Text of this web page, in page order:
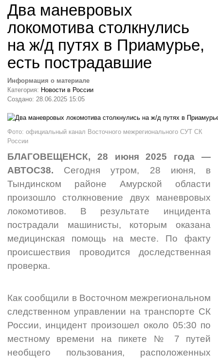
Два маневровых
локомотива столкнулись
на ж/д путях в Приамурье,
есть пострадавшие
Информация о материале
Категория: Новости в России
Создано: 28.06.2025 15:05
Фото: официальный канал Восточного межрегионального СУТ СК
России
БЛАГОВЕЩЕНСК, 28 июня 2025 года —
АВТОС38. Сегодня утром, 28 июня, в
Тындинском районе Амурской области
произошло столкновение двух маневровых
локомотивов. В результате инцидента
пострадали машинисты, которым оказана
медицинская помощь на месте. По факту
происшествия проводится доследственная
проверка.
Как сообщили в Восточном межрегиональном
следственном управлении на транспорте СК
России, инцидент произошел около 05:30 по
местному времени на пикете № 7 путей
необщего пользования, расположенных